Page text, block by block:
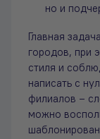
но и
Главная
городов, при
стиля и
написать с
филиалов –
можно